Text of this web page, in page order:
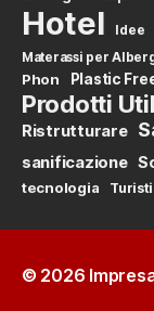
Hotel Idee
Materassi per
Phon Plastic
Prodotti
Ristrutturare
sanificazione
tecnologia
© 2026